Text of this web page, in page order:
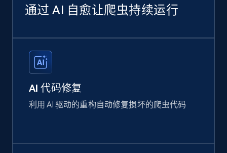
通过 AI 自愈让爬虫持续运行
AI 代码修复
利用 AI 驱动的重构自动修复损坏的爬虫代码